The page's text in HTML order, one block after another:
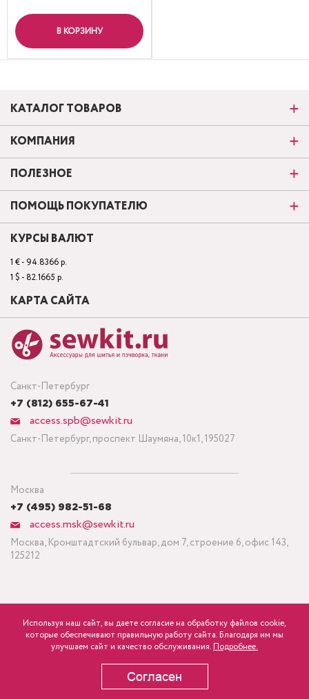
р. розница Минимальный заказ ткани от 3 метров
В КОРЗИНУ
В КОРЗИНУ
Санкт-Петербург
+7 (812) 655-67-41
access.spb@sewkit.ru
Санкт-Петербург, проспект Шаумяна, 10к1, 195027
Москва
+7 (495) 982-51-68
access.msk@sewkit.ru
Москва, Кронштадтский бульвар, дом 7, строение 6, офис 143,
125212
КАТАЛОГ ТОВАРОВ
КОМПАНИЯ
ПОЛЕЗНОЕ
ПОМОЩЬ ПОКУПАТЕЛЮ
КУРСЫ ВАЛЮТ
1 € - 94.8366 р.
1 $ - 82.1665 р.
КАРТА САЙТА
Copyright © 1995-2026 SEWKIT.RU
Политика конфиденциальности
ПОДПИСАТЬСЯ НА НОВОСТИ
Используя наш сайт, вы даете согласие на обработку файлов cookie,
которые обеспечивают правильную работу сайта. Благодаря им мы
улучшаем сайт и качество обслуживания. Подробнее.
Согласен